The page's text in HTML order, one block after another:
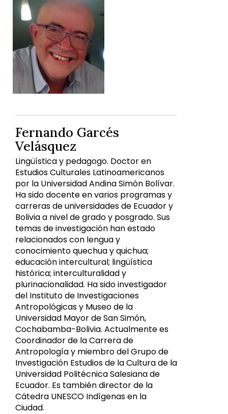
Fernando Garcés
Velásquez
Lingüística y pedagogo. Doctor en
Estudios Culturales Latinoamericanos
por la Universidad Andina Simón Bolívar.
Ha sido docente en varios programas y
carreras de universidades de Ecuador y
Bolivia a nivel de grado y posgrado. Sus
temas de investigación han estado
relacionados con lengua y
conocimiento quechua y quichua;
educación intercultural; lingüística
histórica; interculturalidad y
plurinacionalidad. Ha sido investigador
del Instituto de Investigaciones
Antropológicas y Museo de la
Universidad Mayor de San Simón,
Cochabamba-Bolivia. Actualmente es
Coordinador de la Carrera de
Antropología y miembro del Grupo de
Investigación Estudios de la Cultura de la
Universidad Politécnica Salesiana de
Ecuador. Es también director de la
Cátedra UNESCO Indígenas en la
Ciudad.